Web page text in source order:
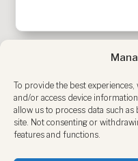
To provide the best
and/or access device
allow us to process data such
site. Not consenting or
features and functions.